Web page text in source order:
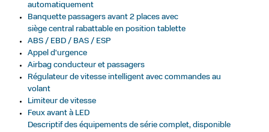
automatiquement
Banquette passagers avant 2 places avec
siège central rabattable en position tablette
ABS / EBD / BAS / ESP
Appel d'urgence
Airbag conducteur et passagers
Régulateur de vitesse intelligent avec commandes au
volant
Limiteur de vitesse
Feux avant à LED
Descriptif des équipements de série complet, disponible